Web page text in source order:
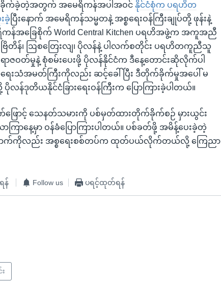
ခိုက်ခဲ့တဲ့အတွက် အမေရိကန်အပါအဝင်နိုင်ငံစုံက ပရဟိတ
ခဲ့ ပြီးနောက် အမေရိကန်သမ္မတနဲ့ အစ္စရေးဝန်ကြီးချုပ်တို့ ဖုန်းနဲ့
န်အခြေစိုက် World Central Kitchen ပရဟိအဖွဲ့က အကူအညီ
ဗြိတိန်၊ ဩစတြေးလျ၊ ပိုလန်နဲ့ ပါလက်စတိုင်း ပရဟိတကူညီသူ
ဝတ်မှုနဲ့ စုံစမ်းပေးဖို့ ပိုလန်နိုင်ငံက ဒီနေ့တောင်းဆိုလိုက်ပါ
ရေးသံအမတ်ကြီးကိုလည်း ဆင့်ခေါ်ပြီး ဒီတိုက်ခိုက်မှုအပေါ် မ
န်ဒုတိယနိုင်ငံခြားရေးဝန်ကြီးက ပြောကြားခဲ့ပါတယ်။
ြောင့် သေနတ်သမားကို ပစ်မှတ်ထားတိုက်ခိုက်စဉ် မှားယွင်း
ာနေ့မှာ ဝန်ခံပြောကြားပါတယ်။ ပစ်ခတ်ဖို့ အမိန့်ပေးခဲ့တဲ့
ာက်ကိုလည်း အစ္စရေးစစ်တပ်က ထုတ်ပယ်လိုက်တယ်လို့ ကြေညာ
န် Follow us ပရင့်ထုတ်ရန်